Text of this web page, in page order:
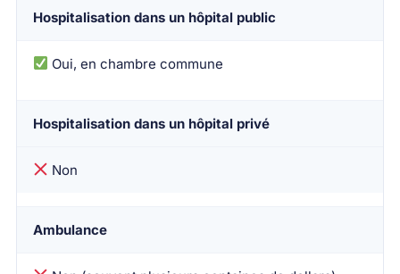
Hospitalisation dans un hôpital public
Oui, en chambre commune
Hospitalisation dans un hôpital privé
Non
Ambulance